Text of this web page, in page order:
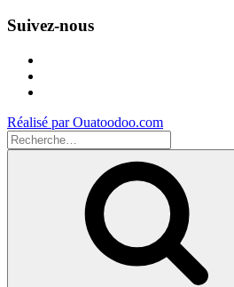
Suivez-nous
Réalisé par Ouatoodoo.com
Recherche
pour